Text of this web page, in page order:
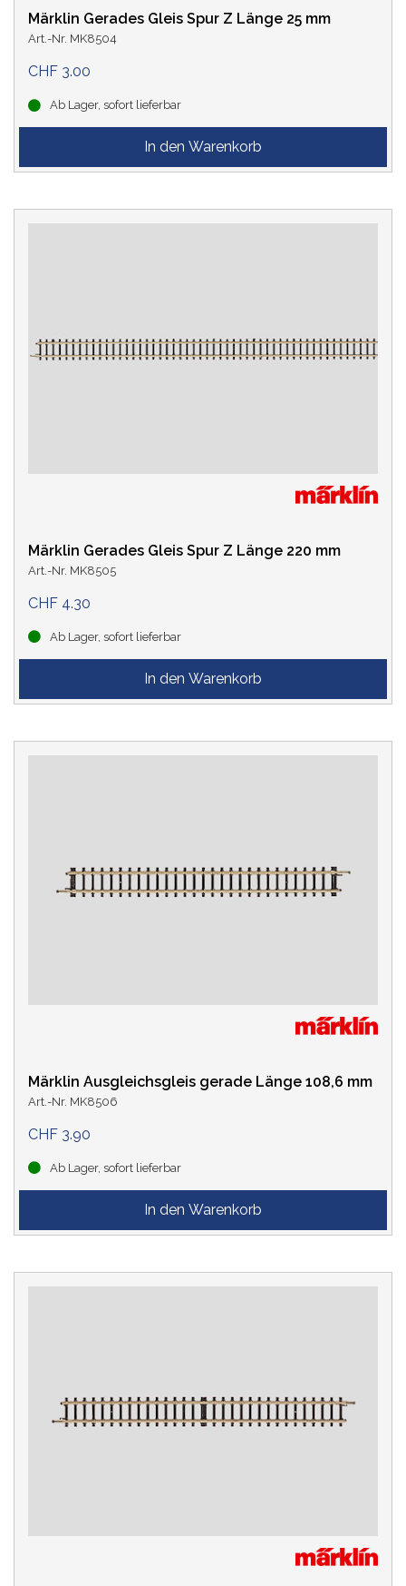
Märklin Gerades Gleis Spur Z Länge 25 mm
Art.-Nr. MK8504
CHF 3.00
Ab Lager, sofort lieferbar
Märklin Gerades Gleis Spur Z Länge 220 mm
Art.-Nr. MK8505
CHF 4.30
Ab Lager, sofort lieferbar
Märklin Ausgleichsgleis gerade Länge 108,6 mm
Art.-Nr. MK8506
CHF 3.90
Ab Lager, sofort lieferbar